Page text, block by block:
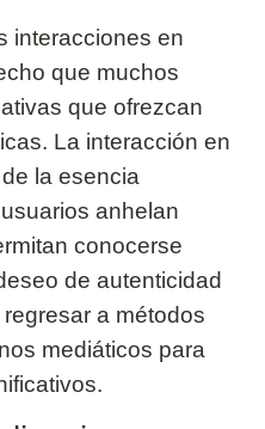
interacciones en
que muchos
que ofrezcan
La interacción en
la esencia
anhelan
conocerse
de autenticidad
a métodos
mediáticos para